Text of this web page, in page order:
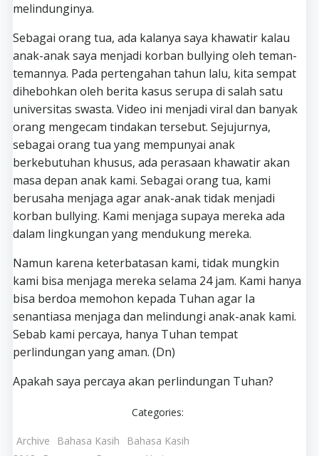
melindunginya.
Sebagai orang tua, ada kalanya saya khawatir kalau
anak-anak saya menjadi korban bullying oleh teman-
temannya. Pada pertengahan tahun lalu, kita sempat
dihebohkan oleh berita kasus serupa di salah satu
universitas swasta. Video ini menjadi viral dan banyak
orang mengecam tindakan tersebut. Sejujurnya,
sebagai orang tua yang mempunyai anak
berkebutuhan khusus, ada perasaan khawatir akan
masa depan anak kami. Sebagai orang tua, kami
berusaha menjaga agar anak-anak tidak menjadi
korban bullying. Kami menjaga supaya mereka ada
dalam lingkungan yang mendukung mereka.
Namun karena keterbatasan kami, tidak mungkin
kami bisa menjaga mereka selama 24 jam. Kami hanya
bisa berdoa memohon kepada Tuhan agar Ia
senantiasa menjaga dan melindungi anak-anak kami.
Sebab kami percaya, hanya Tuhan tempat
perlindungan yang aman. (Dn)
Apakah saya percaya akan perlindungan Tuhan?
Categories:
Archive Bahasa Kasih
Bahasa Kasih